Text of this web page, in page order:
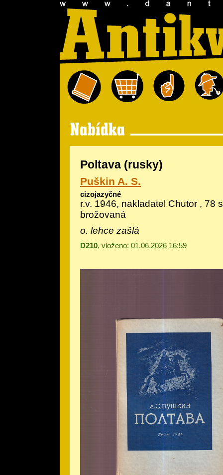
Poltava (rusky)
Puškin A. S.
cizojazyčné
r.v. 1946, nakladatel Chutor , 78
brožovaná
o. lehce zašlá
D210, vloženo: 01.06.2026 16:59